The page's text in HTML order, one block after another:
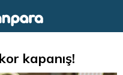
kapanış!